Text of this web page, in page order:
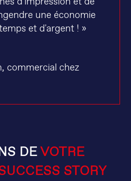
une économie
et d'argent ! »
commercial chez
DEVOTRE
STORY